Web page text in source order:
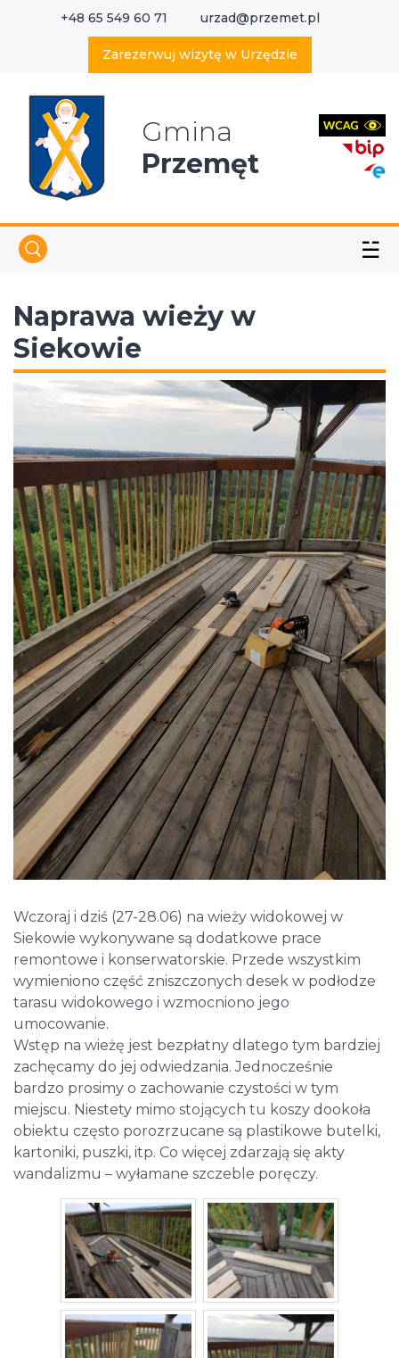
+48 65 549 60 71 urzad@przemet.pl
Zarezerwuj wizytę w Urzędzie
Gmina
Przemęt
☱
Naprawa wieży w
Siekowie
Wczoraj i dziś (27-28.06) na wieży widokowej w
Siekowie wykonywane są dodatkowe prace
remontowe i konserwatorskie. Przede wszystkim
wymieniono część zniszczonych desek w podłodze
tarasu widokowego i wzmocniono jego
umocowanie.
Wstęp na wieżę jest bezpłatny dlatego tym bardziej
zachęcamy do jej odwiedzania. Jednocześnie
bardzo prosimy o zachowanie czystości w tym
miejscu. Niestety mimo stojących tu koszy dookoła
obiektu często porozrzucane są plastikowe butelki,
kartoniki, puszki, itp. Co więcej zdarzają się akty
wandalizmu – wyłamane szczeble poręczy.
Wyszukaj w serwisie